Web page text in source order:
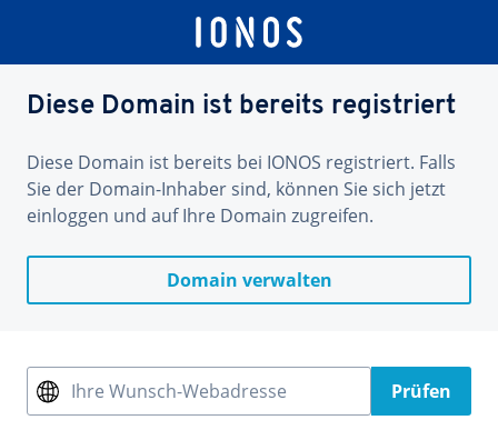
Diese Domain ist bereits registriert
Diese Domain ist bereits bei IONOS registriert. Falls
Sie der Domain-Inhaber sind, können Sie sich jetzt
einloggen und auf Ihre Domain zugreifen.
Domain verwalten
Ihre Wunsch-Webadresse Prüfen